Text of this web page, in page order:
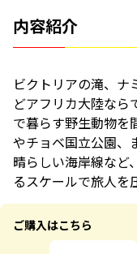
内容紹介
ビクトリアの滝、ナ
どアフリカ大陸なら
で暮らす野生動物を
やチョベ国立公園、
晴らしい海岸線など
るスケールで旅人を
ご購入はこちら